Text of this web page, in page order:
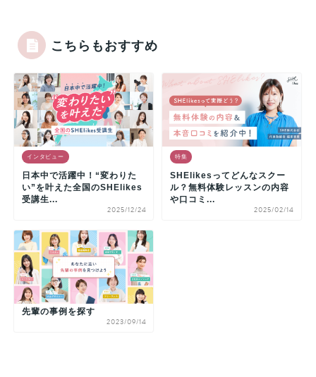
こちらもおすすめ
インタビュー
日本中で活躍中！“変わりた
い”を叶えた全国のSHElikes
受講生...
2025/12/24
特集
SHElikesってどんなスクー
ル？無料体験レッスンの内容
や口コミ...
2025/02/14
先輩の事例を探す
2023/09/14